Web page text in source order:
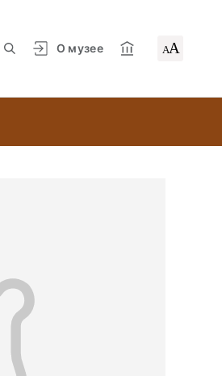
О музее АА